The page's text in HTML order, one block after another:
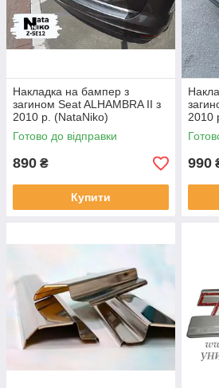
Накладка на бампер з
загином Seat ALHAMBRA II з
2010 р. (NataNiko)
Готово до відправки
890 ₴
Купити
2010
990